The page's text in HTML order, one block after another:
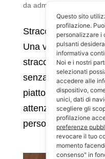
da admin
Straccetti di
Una versione
straccetti di
senza speck ma
piatto proteico e
attenzione alla
persone)...
Questo sito
profilazione.
personalizzare i
pulsanti
informativa
Noi e i nostri
selezionati
accedere alle
dispositivo,
unici, dati di
scegliere gli
profilazione
preferenze
revocare il tuo
momento
consenso" in